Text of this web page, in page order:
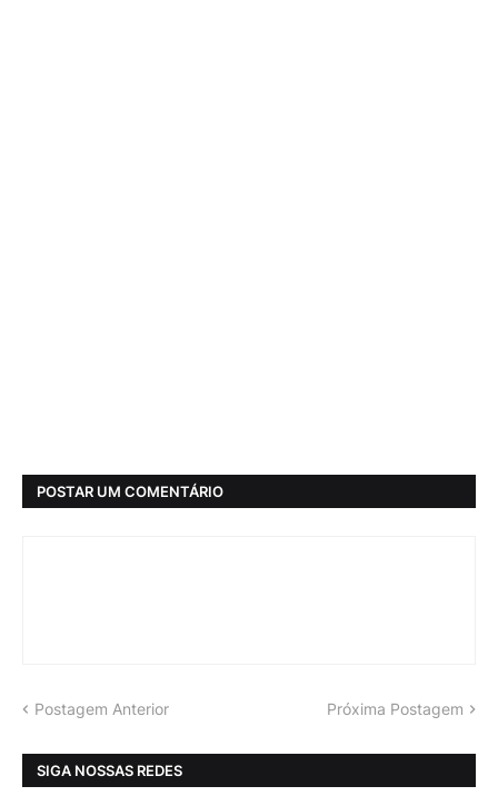
POSTAR UM COMENTÁRIO
Postagem Anterior Próxima Postagem
SIGA NOSSAS REDES